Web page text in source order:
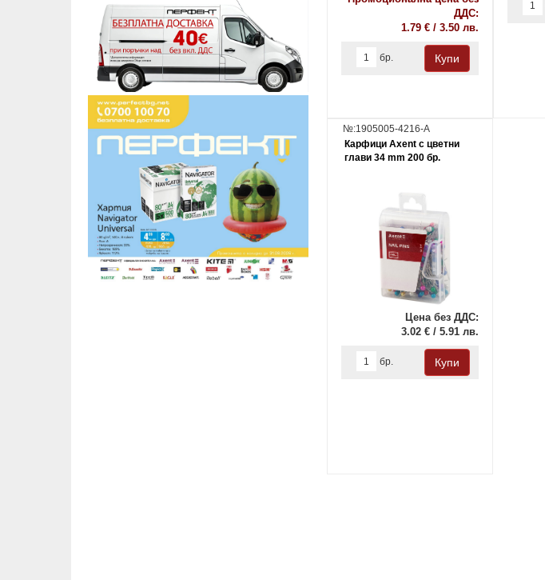
ДДС:
1.79 € / 3.50 лв.
бр.
№:1905005-4216-A
Карфици Axent с цветни
глави 34 mm 200 бр.
Цена без ДДС:
3.02 € / 5.91 лв.
бр.